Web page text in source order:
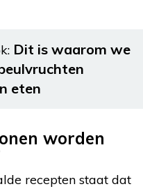
Dit is waarom we
eten
worden
recepten staat dat